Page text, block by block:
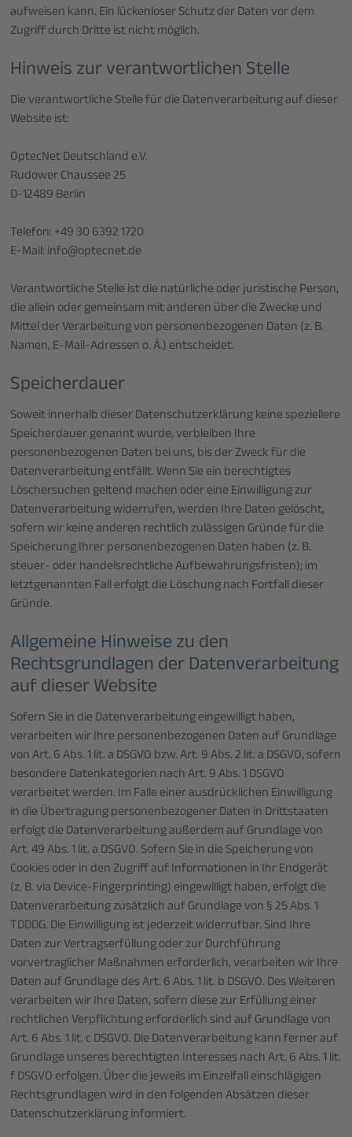
aufweisen kann. Ein lückenloser Schutz der Daten vor dem
Zugriff durch Dritte ist nicht möglich.
Hinweis zur verantwortlichen Stelle
Die verantwortliche Stelle für die Datenverarbeitung auf dieser
Website ist:
OptecNet Deutschland e.V.
Rudower Chaussee 25
D-12489 Berlin
Telefon: +49 30 6392 1720
E-Mail: info@optecnet.de
Verantwortliche Stelle ist die natürliche oder juristische Person,
die allein oder gemeinsam mit anderen über die Zwecke und
Mittel der Verarbeitung von personenbezogenen Daten (z. B.
Namen, E-Mail-Adressen o. Ä.) entscheidet.
Speicherdauer
Soweit innerhalb dieser Datenschutzerklärung keine speziellere
Speicherdauer genannt wurde, verbleiben Ihre
personenbezogenen Daten bei uns, bis der Zweck für die
Datenverarbeitung entfällt. Wenn Sie ein berechtigtes
Löschersuchen geltend machen oder eine Einwilligung zur
Datenverarbeitung widerrufen, werden Ihre Daten gelöscht,
sofern wir keine anderen rechtlich zulässigen Gründe für die
Speicherung Ihrer personenbezogenen Daten haben (z. B.
steuer- oder handelsrechtliche Aufbewahrungsfristen); im
letztgenannten Fall erfolgt die Löschung nach Fortfall dieser
Gründe.
Allgemeine Hinweise zu den
Rechtsgrundlagen der Datenverarbeitung
auf dieser Website
Sofern Sie in die Datenverarbeitung eingewilligt haben,
verarbeiten wir Ihre personenbezogenen Daten auf Grundlage
von Art. 6 Abs. 1 lit. a DSGVO bzw. Art. 9 Abs. 2 lit. a DSGVO, sofern
besondere Datenkategorien nach Art. 9 Abs. 1 DSGVO
verarbeitet werden. Im Falle einer ausdrücklichen Einwilligung
in die Übertragung personenbezogener Daten in Drittstaaten
erfolgt die Datenverarbeitung außerdem auf Grundlage von
Art. 49 Abs. 1 lit. a DSGVO. Sofern Sie in die Speicherung von
Cookies oder in den Zugriff auf Informationen in Ihr Endgerät
(z. B. via Device-Fingerprinting) eingewilligt haben, erfolgt die
Datenverarbeitung zusätzlich auf Grundlage von § 25 Abs. 1
TDDDG. Die Einwilligung ist jederzeit widerrufbar. Sind Ihre
Daten zur Vertragserfüllung oder zur Durchführung
vorvertraglicher Maßnahmen erforderlich, verarbeiten wir Ihre
Daten auf Grundlage des Art. 6 Abs. 1 lit. b DSGVO. Des Weiteren
verarbeiten wir Ihre Daten, sofern diese zur Erfüllung einer
rechtlichen Verpflichtung erforderlich sind auf Grundlage von
Art. 6 Abs. 1 lit. c DSGVO. Die Datenverarbeitung kann ferner auf
Grundlage unseres berechtigten Interesses nach Art. 6 Abs. 1 lit.
f DSGVO erfolgen. Über die jeweils im Einzelfall einschlägigen
Rechtsgrundlagen wird in den folgenden Absätzen dieser
Datenschutzerklärung informiert.